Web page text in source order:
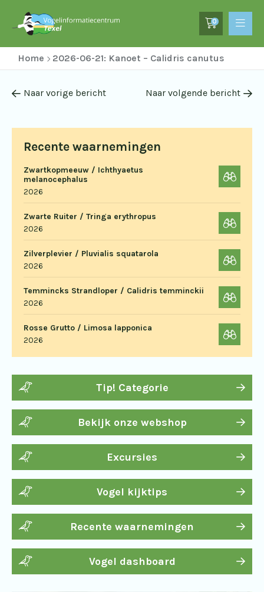
0
Home 2026-06-21: Kanoet – Calidris canutus
Recente waarnemingen
Zwartkopmeeuw / Ichthyaetus
melanocephalus
2026
Zwarte Ruiter / Tringa erythropus
2026
Zilverplevier / Pluvialis squatarola
2026
Temmincks Strandloper / Calidris temminckii
2026
Rosse Grutto / Limosa lapponica
2026
Tip! Categorie
Bekijk onze webshop
Excursies
Vogel kijktips
Recente waarnemingen
Vogel dashboard
Naar vorige bericht Naar volgende bericht